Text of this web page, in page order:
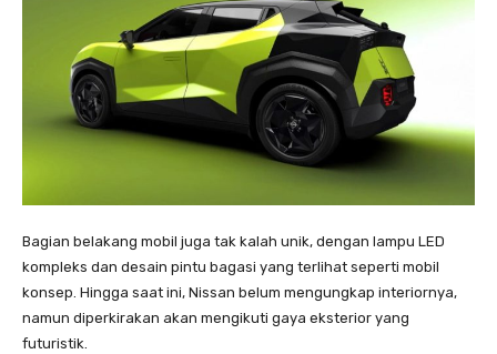
Bagian belakang mobil juga tak kalah unik, dengan lampu LED
kompleks dan desain pintu bagasi yang terlihat seperti mobil
konsep. Hingga saat ini, Nissan belum mengungkap interiornya,
namun diperkirakan akan mengikuti gaya eksterior yang
futuristik.